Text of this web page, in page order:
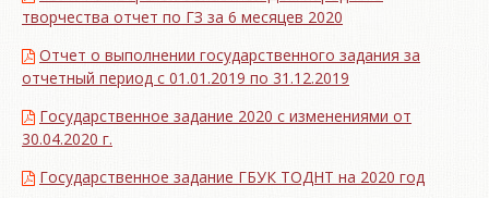
творчества отчет по ГЗ за 6 месяцев 2020
Отчет о выполнении государственного задания за
отчетный период с 01.01.2019 по 31.12.2019
Государственное задание 2020 с изменениями от
30.04.2020 г.
Государственное задание ГБУК ТОДНТ на 2020 год